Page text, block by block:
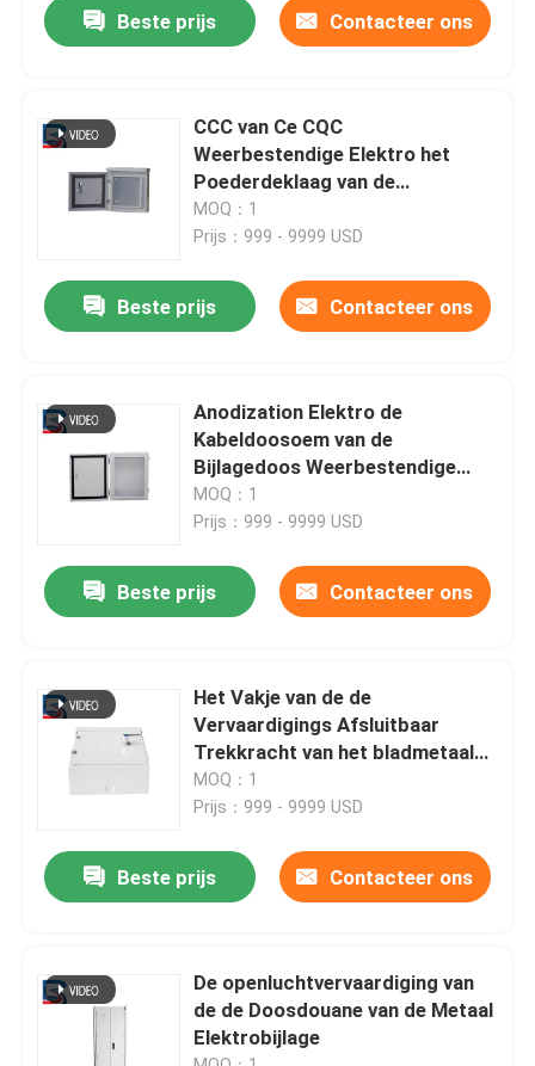
Producten
Fabrieksreis
Contacteer ons
Gevallen
Verzoek om een Citaat
hoogspanningsmechanisme
Beste prijs Contacteer ons
CCC van Ce CQC
Weerbestendige Elektro het
Poederdeklaag van de
Bijlagedoos
MOQ：1
Prijs：999 - 9999 USD
Beste prijs Contacteer ons
Anodization Elektro de
Kabeldoosoem van de
Bijlagedoos Weerbestendige
ODM
MOQ：1
Prijs：999 - 9999 USD
Beste prijs Contacteer ons
Het Vakje van de de
Vervaardigings Afsluitbaar
Trekkracht van het bladmetaal
Elektro Explosiebestendig
Bijlagevakje IP54
MOQ：1
Prijs：999 - 9999 USD
Beste prijs Contacteer ons
De openluchtvervaardiging van
de de Doosdouane van de Metaal
Elektrobijlage